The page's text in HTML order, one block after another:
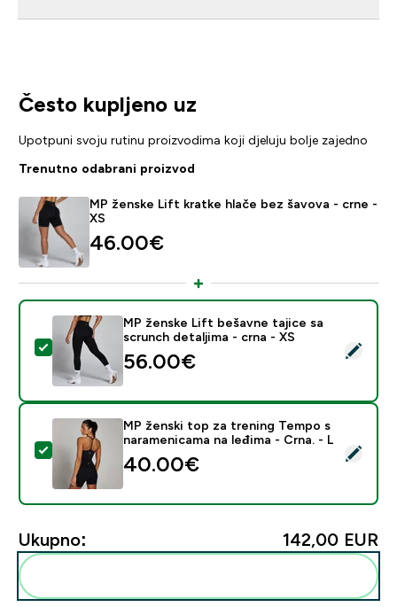
Često kupljeno uz
Upotpuni svoju rutinu proizvodima koji djeluju bolje zajedno
Trenutno odabrani proizvod
MP ženske Lift kratke hlače bez šavova - crne -
XS
46.00€‎
Odaberi ovaj proizvod - MP ženske Lift bešavne
MP ženske Lift bešavne tajice sa
scrunch detaljima - crna - XS
56.00€‎
Odaberi ovaj proizvod - MP ženski top za trening
MP ženski top za trening Tempo s
naramenicama na leđima - Crna. - L
40.00€‎
Ukupno: 142,00 EUR‎